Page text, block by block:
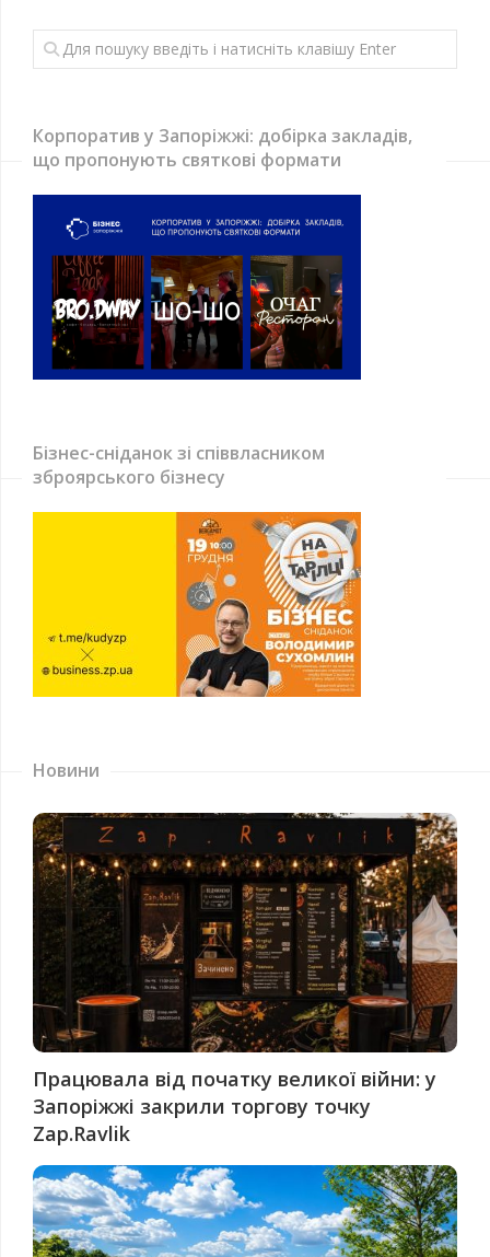
Корпоратив у Запоріжжі: добірка закладів,
що пропонують святкові формати
Бізнес-сніданок зі співвласником
зброярського бізнесу
Новини
Працювала від початку великої війни: у
Запоріжжі закрили торгову точку
Zap.Ravlik